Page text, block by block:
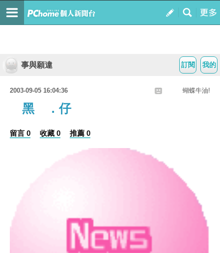
我的
訂閱
事與願違
2003-09-05 16:04:36 蝴蝶牛油!
黑 ．仔
留言 0 收藏 0 推薦 0